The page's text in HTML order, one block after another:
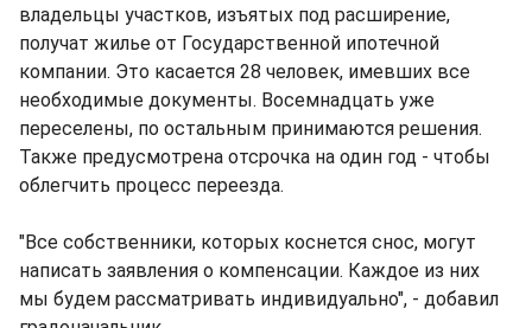
владельцы участков, изъятых под расширение,
получат жилье от Государственной ипотечной
компании. Это касается 28 человек, имевших все
необходимые документы. Восемнадцать уже
переселены, по остальным принимаются решения.
Также предусмотрена отсрочка на один год - чтобы
облегчить процесс переезда.
"Все собственники, которых коснется снос, могут
написать заявления о компенсации. Каждое из них
мы будем рассматривать индивидуально", - добавил